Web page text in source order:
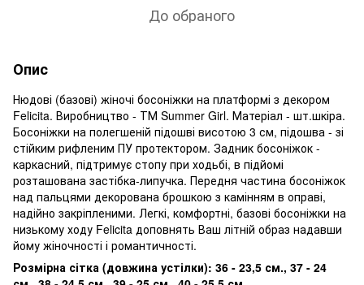
До обраного
Опис
Нюдові (базові) жіночі босоніжки на платформі з декором
Felicita. Виробництво - ТМ Summer Girl. Матеріал - шт.шкіра.
Босоніжки на полегшеній підошві висотою 3 см, підошва - зі
стійким рифленим ПУ протектором. Задник босоніжок -
каркасний, підтримує стопу при ходьбі, в підйомі
розташована застібка-липучка. Передня частина босоніжок
над пальцями декорована брошкою з камінням в оправі,
надійно закріпленими. Легкі, комфортні, базові босоніжки на
низькому ходу Felicita доповнять Ваш літній образ надавши
йому жіночності і романтичності.
Розмірна сітка (довжина устілки): 36 - 23,5 см., 37 - 24